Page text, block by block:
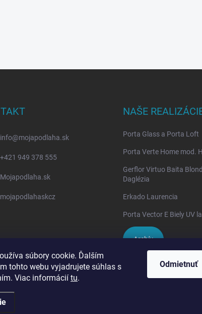
súbory cookie. Ďalším
tohto webu vyjadrujete súhlas s
Viac informácií tu.
Odmietnuť
info@mojapodlaha.sk
+421 949 378 555
Mojapodlaha.sk
mojapodlahaskcz
NAŠE
Porta Glass a Porta Loft
Porta Verte Home mod.
Gerflor Virtuo Baita
Daglézia
Erkado Laurencia
Porta Vector E Biely UV
Archív
IVPA-OKNA - zmluvný partner